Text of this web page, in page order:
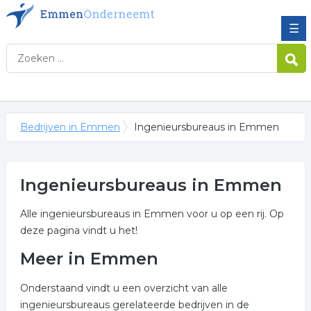
☰
Bedrijven in Emmen Ingenieursbureaus in Emmen
Ingenieursbureaus in Emmen
Alle ingenieursbureaus in Emmen voor u op een rij. Op
deze pagina vindt u het!
Meer in Emmen
Onderstaand vindt u een overzicht van alle
ingenieursbureaus gerelateerde bedrijven in de